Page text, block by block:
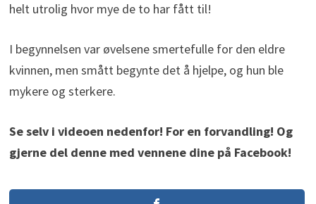
helt utrolig hvor mye de to har fått til!
I begynnelsen var øvelsene smertefulle for den eldre
kvinnen, men smått begynte det å hjelpe, og hun ble
mykere og sterkere.
Se selv i videoen nedenfor! For en forvandling! Og
gjerne del denne med vennene dine på Facebook!